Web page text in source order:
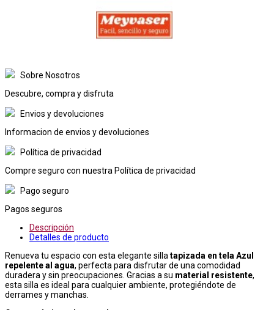
Sobre Nosotros
Descubre, compra y disfruta
Envios y devoluciones
Informacion de envios y devoluciones
Política de privacidad
Compre seguro con nuestra Política de privacidad
Pago seguro
Pagos seguros
Descripción
Detalles de producto
Renueva tu espacio con esta elegante silla tapizada en tela Azul
repelente al agua, perfecta para disfrutar de una comodidad
duradera y sin preocupaciones. Gracias a su material resistente,
esta silla es ideal para cualquier ambiente, protegiéndote de
derrames y manchas.